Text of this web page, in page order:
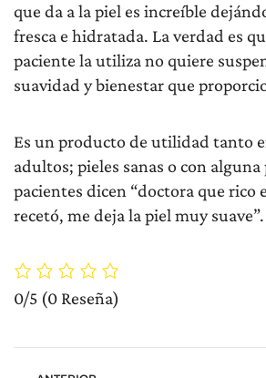
que da a la piel es increíble
fresca e hidratada. La verdad es
paciente la utiliza no quiere
suavidad y bienestar que
Es un producto de utilidad tanto
adultos; pieles sanas o con
pacientes dicen “doctora que rico
recetó, me deja la piel muy suave”.
0/5 (0 Reseña)